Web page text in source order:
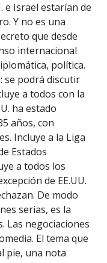
e Israel estarían de
Y no es una
que desde
internacional
política.
se podrá discutir
a todos con la
ha estado
años, con
Incluye a la Liga
Estados
a todos los
de EE.UU.
De modo
serias, es la
Las negociaciones
El tema que
pie, una nota